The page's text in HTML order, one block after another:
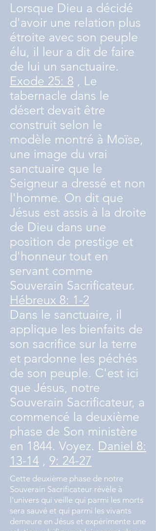
Lorsque Dieu a décidé
d'avoir une relation plus
étroite avec son peuple
élu, il leur a dit de faire
de lui un sanctuaire.
Exode 25: 8 , Le
tabernacle dans le
désert devait être
construit selon le
modèle montré à Moïse,
une image du vrai
sanctuaire que le
Seigneur a dressé et non
l'homme. On dit que
Jésus est assis à la droite
de Dieu dans une
position de prestige et
d'honneur tout en
servant comme
Souverain Sacrificateur.
Hébreux 8: 1-2
Dans le sanctuaire, il
applique les bienfaits de
son sacrifice sur la terre
et pardonne les péchés
de son peuple. C'est ici
que Jésus, notre
Souverain Sacrificateur, a
commencé la deuxième
phase de Son ministère
en 1844. Voyez. Daniel 8:
13-14 , 9: 24-27
Cette deuxième phase de notre
Souverain Sacrificateur révèle à
l'univers qui veille qui parmi les morts
sera sauvé et qui parmi les vivants
demeure en Jésus et expérimente une